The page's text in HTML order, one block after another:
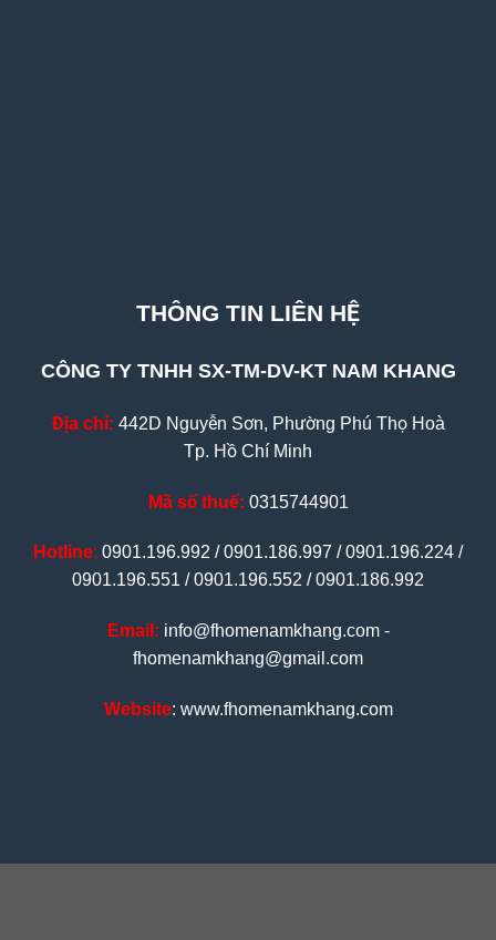
THÔNG TIN LIÊN HỆ
CÔNG TY TNHH SX-TM-DV-KT NAM KHANG
Địa chỉ: 442D Nguyễn Sơn, Phường Phú Thọ Hoà
Tp. Hồ Chí Minh
Mã số thuế: 0315744901
Hotline: 0901.196.992 / 0901.186.997 / 0901.196.224 /
0901.196.551 / 0901.196.552 / 0901.186.992
Email: info@fhomenamkhang.com -
fhomenamkhang@gmail.com
Website: www.fhomenamkhang.com